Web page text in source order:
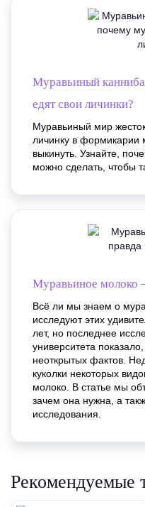
Муравьиный
едят свои личинки?
Муравьиный мир
личинку в формикарии
выкинуть. Узнайте,
можно сделать, чтобы
Муравьиное молоко
Всё ли мы знаем о
исследуют этих
лет, но последнее
университета
неоткрытых фактов.
куколки некоторых
молоко. В статье мы
зачем она нужна, а
исследования.
Рекомендуемые